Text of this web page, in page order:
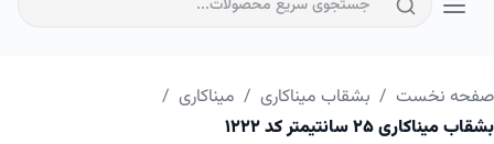
نخست بشقاب میناکاری میناکاری
میناکاری ۲۵ سانتیمتر کد ۱۲۲۲